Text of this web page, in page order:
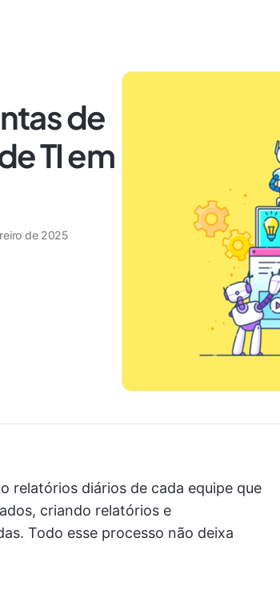
de
TI em
de 2025
relatórios diários de cada equipe que
criando relatórios e
Todo esse processo não deixa